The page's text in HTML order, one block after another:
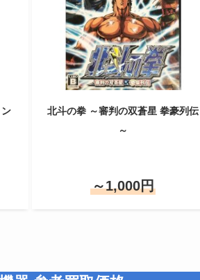
北斗の拳 ～審判の双蒼星 拳豪列伝
～
～1,000円